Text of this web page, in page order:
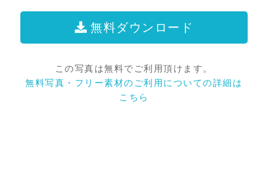
無料ダウンロード
この写真は無料でご利用頂けます。
無料写真・フリー素材のご利用についての詳細は
こちら